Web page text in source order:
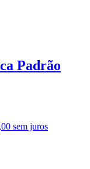
Padrão
sem juros